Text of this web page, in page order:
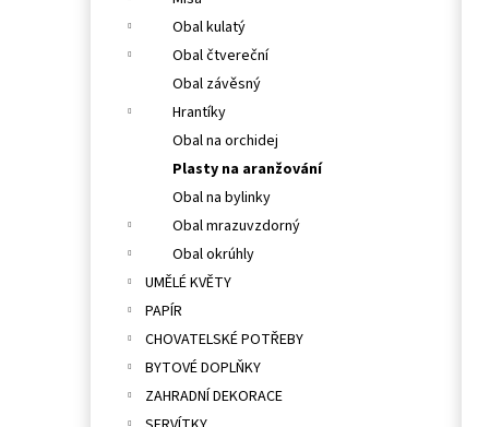
Obal kulatý
Obal čtvereční
Obal závěsný
Hrantíky
Obal na orchidej
Plasty na aranžování
Obal na bylinky
Obal mrazuvzdorný
Obal okrúhly
UMĚLÉ KVĚTY
PAPÍR
CHOVATELSKÉ POTŘEBY
BYTOVÉ DOPLŇKY
ZAHRADNÍ DEKORACE